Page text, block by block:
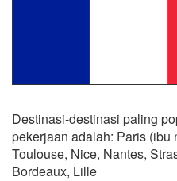
Destinasi-destinasi paling
pekerjaan adalah: Paris (ibu
Toulouse, Nice, Nantes,
Bordeaux, Lille